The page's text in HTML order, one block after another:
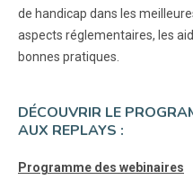
de handicap dans les
aspects réglementaires, les
bonnes pratiques.
DÉCOUVRIR LE
AUX REPLAYS :
Programme des webinaires